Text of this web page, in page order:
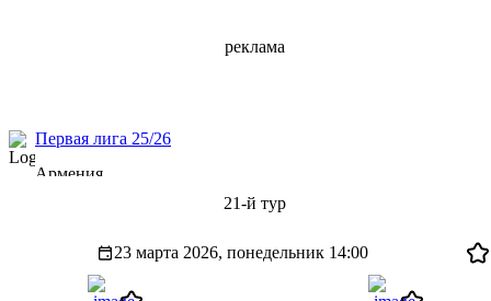
реклама
Первая лига 25/26
Армения
21-й тур
23 марта 2026, понедельник 14:00